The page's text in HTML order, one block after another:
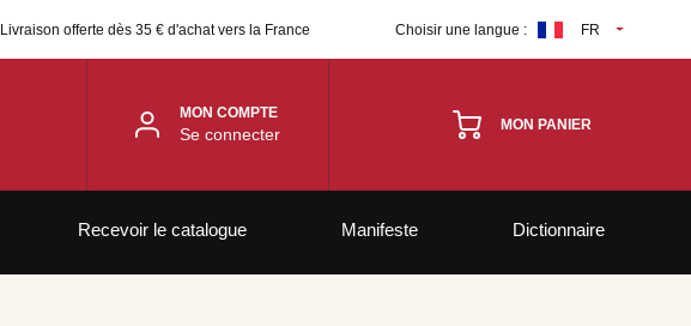
Livraison offerte dès 35 € d'achat vers la France Choisir une langue : FR
MON COMPTE
Se connecter MON PANIER
Recevoir le catalogue Manifeste Dictionnaire